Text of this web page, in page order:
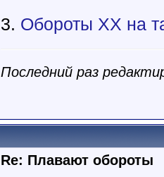
3. Обороты ХХ на
Последний раз
Re: Плавают обороты